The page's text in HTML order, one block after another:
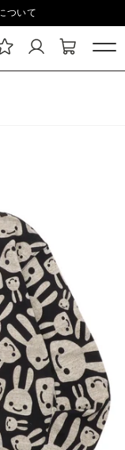
ついて